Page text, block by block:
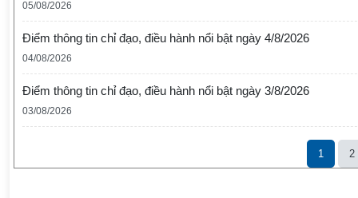
05/08/2026
Điểm thông tin chỉ đạo, điều hành nổi bật ngày 4/8/2026
04/08/2026
Điểm thông tin chỉ đạo, điều hành nổi bật ngày 3/8/2026
03/08/2026
1 2